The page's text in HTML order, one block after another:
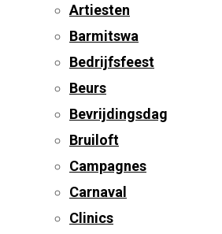
Artiesten
Barmitswa
Bedrijfsfeest
Beurs
Bevrijdingsdag
Bruiloft
Campagnes
Carnaval
Clinics